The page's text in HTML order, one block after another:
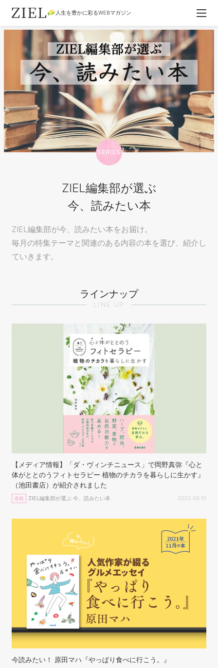
人生を豊かに彩るWEBマガジン
SERIES
ZIEL編集部が選ぶ
今、読みたい本
ZIEL編集部が今、読みたい本をお届け。
毎月の特集テーマと関連のある内容の本を選び、紹介し
ていきます。
ラインナップ
LINE UP
【メディア情報】「ダ・ヴィンチニュース」で岡野真弥『心と
体がととのうフィトセラピー 植物のチカラを暮らしに生かす』
（池田書店）が紹介されました
連載 ZIEL編集部が選ぶ 今、読みたい本 2022.06.10
今読みたい！ 原田マハ『やっぱり食べに行こう。』